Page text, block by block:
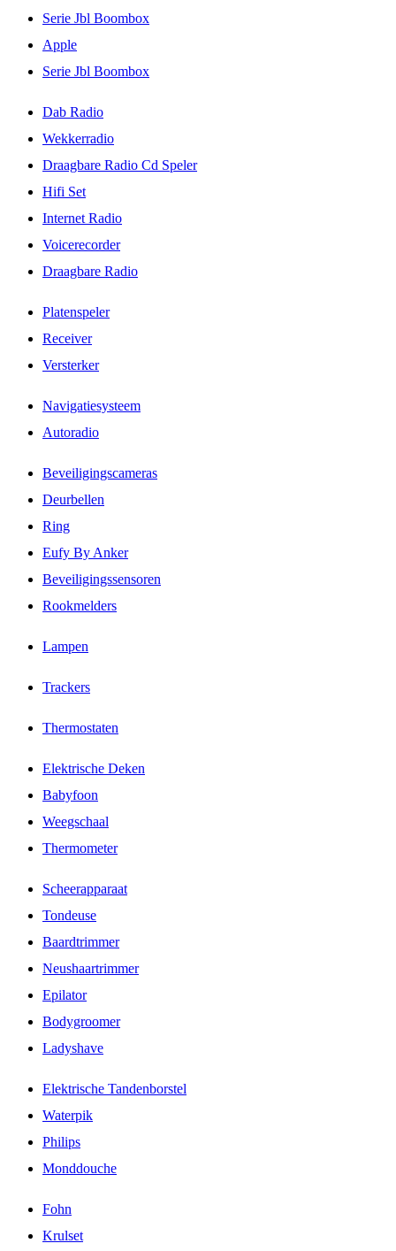
Serie Jbl Boombox
Apple
Serie Jbl Boombox
Dab Radio
Wekkerradio
Draagbare Radio Cd Speler
Hifi Set
Internet Radio
Voicerecorder
Draagbare Radio
Platenspeler
Receiver
Versterker
Navigatiesysteem
Autoradio
Beveiligingscameras
Deurbellen
Ring
Eufy By Anker
Beveiligingssensoren
Rookmelders
Lampen
Trackers
Thermostaten
Elektrische Deken
Babyfoon
Weegschaal
Thermometer
Scheerapparaat
Tondeuse
Baardtrimmer
Neushaartrimmer
Epilator
Bodygroomer
Ladyshave
Elektrische Tandenborstel
Waterpik
Philips
Monddouche
Fohn
Krulset